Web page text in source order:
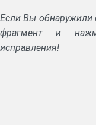
Если Вы обнаружили
фрагмент и
исправления!